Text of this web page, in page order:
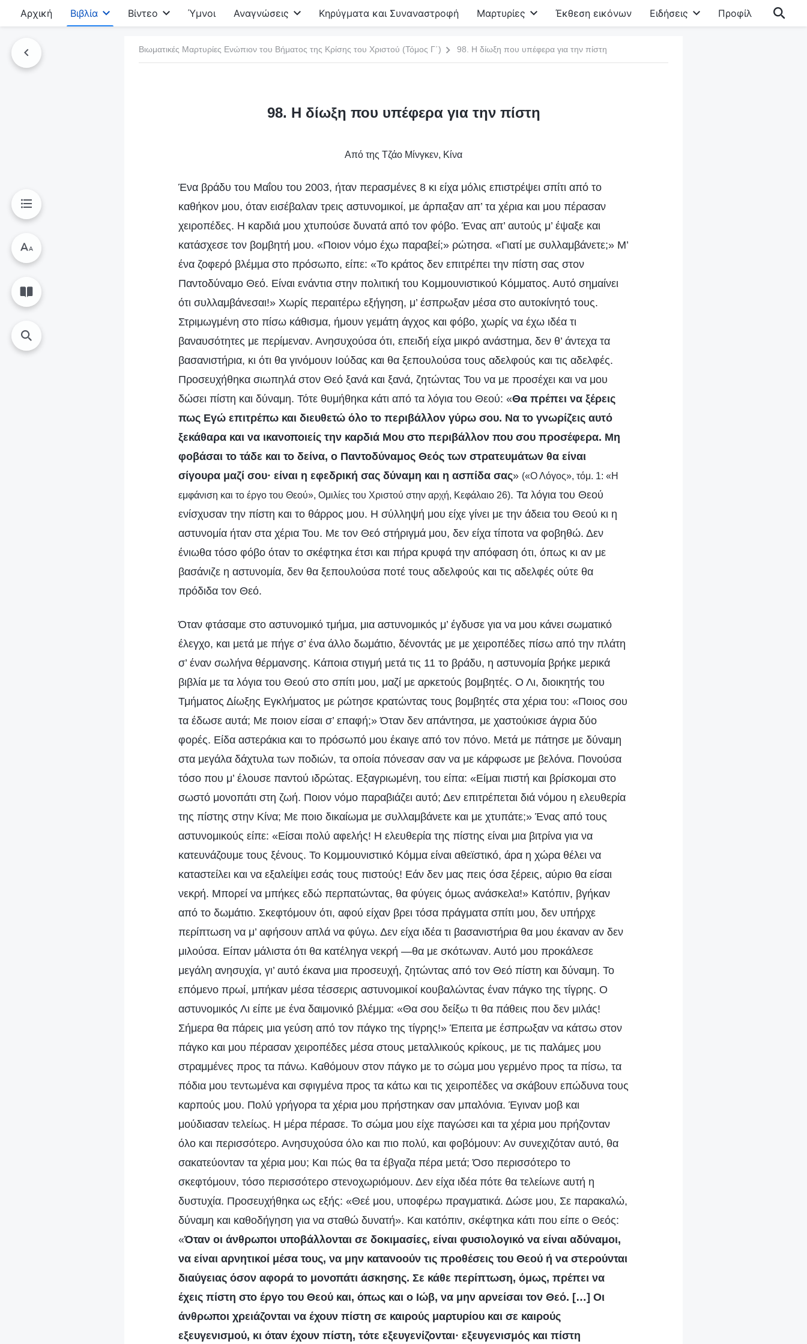
Αρχική Βιβλία Βίντεο Ύμνοι Αναγνώσεις Κηρύγματα και Συναναστροφή Μαρτυρίες Έκθεση εικόνων Ειδήσεις Προφίλ
Βιωματικές Μαρτυρίες Ενώπιον του Βήματος της Κρίσης του Χριστού (Τόμος Γ΄) 98. Η δίωξη που υπέφερα για την πίστη
98. Η δίωξη που υπέφερα για την πίστη
Από της Τζάο Μίνγκεν, Κίνα
Ένα βράδυ του Μαΐου του 2003, ήταν περασμένες 8 κι είχα μόλις επιστρέψει σπίτι από το
καθήκον μου, όταν εισέβαλαν τρεις αστυνομικοί, με άρπαξαν απ’ τα χέρια και μου πέρασαν
χειροπέδες. Η καρδιά μου χτυπούσε δυνατά από τον φόβο. Ένας απ’ αυτούς μ’ έψαξε και
κατάσχεσε τον βομβητή μου. «Ποιον νόμο έχω παραβεί;» ρώτησα. «Γιατί με συλλαμβάνετε;» Μ’
ένα ζοφερό βλέμμα στο πρόσωπο, είπε: «Το κράτος δεν επιτρέπει την πίστη σας στον
Παντοδύναμο Θεό. Είναι ενάντια στην πολιτική του Κομμουνιστικού Κόμματος. Αυτό σημαίνει
ότι συλλαμβάνεσαι!» Χωρίς περαιτέρω εξήγηση, μ’ έσπρωξαν μέσα στο αυτοκίνητό τους.
Στριμωγμένη στο πίσω κάθισμα, ήμουν γεμάτη άγχος και φόβο, χωρίς να έχω ιδέα τι
βαναυσότητες με περίμεναν. Ανησυχούσα ότι, επειδή είχα μικρό ανάστημα, δεν θ’ άντεχα τα
βασανιστήρια, κι ότι θα γινόμουν Ιούδας και θα ξεπουλούσα τους αδελφούς και τις αδελφές.
Προσευχήθηκα σιωπηλά στον Θεό ξανά και ξανά, ζητώντας Του να με προσέχει και να μου
δώσει πίστη και δύναμη. Τότε θυμήθηκα κάτι από τα λόγια του Θεού: «Θα πρέπει να ξέρεις
πως Εγώ επιτρέπω και διευθετώ όλο το περιβάλλον γύρω σου. Να το γνωρίζεις αυτό
ξεκάθαρα και να ικανοποιείς την καρδιά Μου στο περιβάλλον που σου προσέφερα. Μη
φοβάσαι το τάδε και το δείνα, ο Παντοδύναμος Θεός των στρατευμάτων θα είναι
σίγουρα μαζί σου· είναι η εφεδρική σας δύναμη και η ασπίδα σας» («Ο Λόγος», τόμ. 1: «Η
εμφάνιση και το έργο του Θεού», Ομιλίες του Χριστού στην αρχή, Κεφάλαιο 26). Τα λόγια του Θεού
ενίσχυσαν την πίστη και το θάρρος μου. Η σύλληψή μου είχε γίνει με την άδεια του Θεού κι η
αστυνομία ήταν στα χέρια Του. Με τον Θεό στήριγμά μου, δεν είχα τίποτα να φοβηθώ. Δεν
ένιωθα τόσο φόβο όταν το σκέφτηκα έτσι και πήρα κρυφά την απόφαση ότι, όπως κι αν με
βασάνιζε η αστυνομία, δεν θα ξεπουλούσα ποτέ τους αδελφούς και τις αδελφές ούτε θα
πρόδιδα τον Θεό.
Όταν φτάσαμε στο αστυνομικό τμήμα, μια αστυνομικός μ’ έγδυσε για να μου κάνει σωματικό
έλεγχο, και μετά με πήγε σ’ ένα άλλο δωμάτιο, δένοντάς με με χειροπέδες πίσω από την πλάτη
σ’ έναν σωλήνα θέρμανσης. Κάποια στιγμή μετά τις 11 το βράδυ, η αστυνομία βρήκε μερικά
βιβλία με τα λόγια του Θεού στο σπίτι μου, μαζί με αρκετούς βομβητές. Ο Λι, διοικητής του
Τμήματος Δίωξης Εγκλήματος με ρώτησε κρατώντας τους βομβητές στα χέρια του: «Ποιος σου
τα έδωσε αυτά; Με ποιον είσαι σ’ επαφή;» Όταν δεν απάντησα, με χαστούκισε άγρια δύο
φορές. Είδα αστεράκια και το πρόσωπό μου έκαιγε από τον πόνο. Μετά με πάτησε με δύναμη
στα μεγάλα δάχτυλα των ποδιών, τα οποία πόνεσαν σαν να με κάρφωσε με βελόνα. Πονούσα
τόσο που μ’ έλουσε παντού ιδρώτας. Εξαγριωμένη, του είπα: «Είμαι πιστή και βρίσκομαι στο
σωστό μονοπάτι στη ζωή. Ποιον νόμο παραβιάζει αυτό; Δεν επιτρέπεται διά νόμου η ελευθερία
της πίστης στην Κίνα; Με ποιο δικαίωμα με συλλαμβάνετε και με χτυπάτε;» Ένας από τους
αστυνομικούς είπε: «Είσαι πολύ αφελής! Η ελευθερία της πίστης είναι μια βιτρίνα για να
κατευνάζουμε τους ξένους. Το Κομμουνιστικό Κόμμα είναι αθεϊστικό, άρα η χώρα θέλει να
καταστείλει και να εξαλείψει εσάς τους πιστούς! Εάν δεν μας πεις όσα ξέρεις, αύριο θα είσαι
νεκρή. Μπορεί να μπήκες εδώ περπατώντας, θα φύγεις όμως ανάσκελα!» Κατόπιν, βγήκαν
από το δωμάτιο. Σκεφτόμουν ότι, αφού είχαν βρει τόσα πράγματα σπίτι μου, δεν υπήρχε
περίπτωση να μ’ αφήσουν απλά να φύγω. Δεν είχα ιδέα τι βασανιστήρια θα μου έκαναν αν δεν
μιλούσα. Είπαν μάλιστα ότι θα κατέληγα νεκρή —θα με σκότωναν. Αυτό μου προκάλεσε
μεγάλη ανησυχία, γι’ αυτό έκανα μια προσευχή, ζητώντας από τον Θεό πίστη και δύναμη. Το
επόμενο πρωί, μπήκαν μέσα τέσσερις αστυνομικοί κουβαλώντας έναν πάγκο της τίγρης. Ο
αστυνομικός Λι είπε με ένα δαιμονικό βλέμμα: «Θα σου δείξω τι θα πάθεις που δεν μιλάς!
Σήμερα θα πάρεις μια γεύση από τον πάγκο της τίγρης!» Έπειτα με έσπρωξαν να κάτσω στον
πάγκο και μου πέρασαν χειροπέδες μέσα στους μεταλλικούς κρίκους, με τις παλάμες μου
στραμμένες προς τα πάνω. Καθόμουν στον πάγκο με το σώμα μου γερμένο προς τα πίσω, τα
πόδια μου τεντωμένα και σφιγμένα προς τα κάτω και τις χειροπέδες να σκάβουν επώδυνα τους
καρπούς μου. Πολύ γρήγορα τα χέρια μου πρήστηκαν σαν μπαλόνια. Έγιναν μοβ και
μούδιασαν τελείως. Η μέρα πέρασε. Το σώμα μου είχε παγώσει και τα χέρια μου πρήζονταν
όλο και περισσότερο. Ανησυχούσα όλο και πιο πολύ, και φοβόμουν: Αν συνεχιζόταν αυτό, θα
σακατεύονταν τα χέρια μου; Και πώς θα τα έβγαζα πέρα μετά; Όσο περισσότερο το
σκεφτόμουν, τόσο περισσότερο στενοχωριόμουν. Δεν είχα ιδέα πότε θα τελείωνε αυτή η
δυστυχία. Προσευχήθηκα ως εξής: «Θεέ μου, υποφέρω πραγματικά. Δώσε μου, Σε παρακαλώ,
δύναμη και καθοδήγηση για να σταθώ δυνατή». Και κατόπιν, σκέφτηκα κάτι που είπε ο Θεός:
«Όταν οι άνθρωποι υποβάλλονται σε δοκιμασίες, είναι φυσιολογικό να είναι αδύναμοι,
να είναι αρνητικοί μέσα τους, να μην κατανοούν τις προθέσεις του Θεού ή να στερούνται
διαύγειας όσον αφορά το μονοπάτι άσκησης. Σε κάθε περίπτωση, όμως, πρέπει να
έχεις πίστη στο έργο του Θεού και, όπως και ο Ιώβ, να μην αρνείσαι τον Θεό. […] Οι
άνθρωποι χρειάζονται να έχουν πίστη σε καιρούς μαρτυρίου και σε καιρούς
εξευγενισμού, κι όταν έχουν πίστη, τότε εξευγενίζονται· εξευγενισμός και πίστη